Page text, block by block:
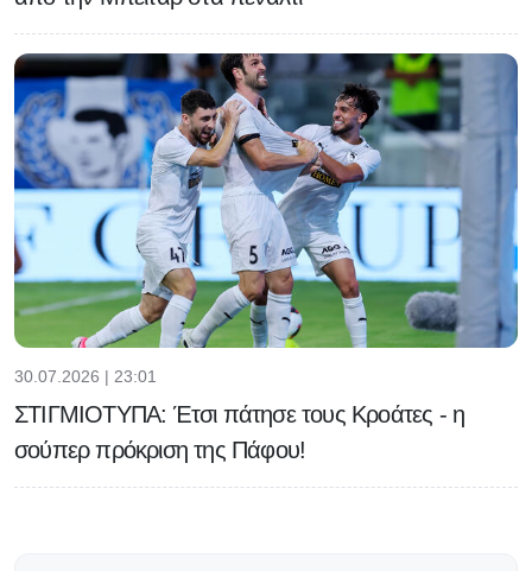
30.07.2026 | 23:01
ΣΤΙΓΜΙΟΤΥΠΑ: Έτσι πάτησε τους Κροάτες - η
σούπερ πρόκριση της Πάφου!